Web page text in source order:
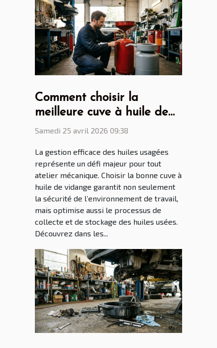
Comment choisir la
meilleure cuve à huile de
vidange pour votre atelier
Samedi 25 avril 2026 09:38
La gestion efficace des huiles usagées
représente un défi majeur pour tout
atelier mécanique. Choisir la bonne cuve à
huile de vidange garantit non seulement
la sécurité de l’environnement de travail,
mais optimise aussi le processus de
collecte et de stockage des huiles usées.
Découvrez dans les...